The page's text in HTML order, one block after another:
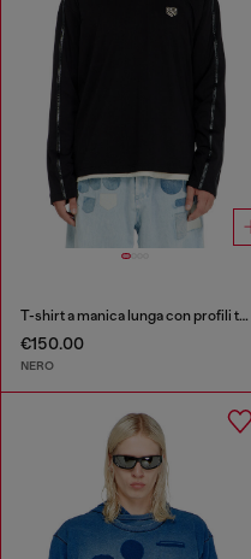
T-shirt a manica lunga con profili tono su tono
€150.00
NERO